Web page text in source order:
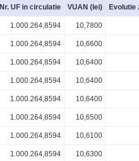
Nr. UF in circulatie VUAN (lei) Evolutie
1.000.264,8594 10,7800
1.000.264,8594 10,6600
1.000.264,8594 10,6400
1.000.264,8594 10,6400
1.000.264,8594 10,6400
1.000.264,8594 10,6500
1.000.264,8594 10,6100
1.000.264,8594 10,6300